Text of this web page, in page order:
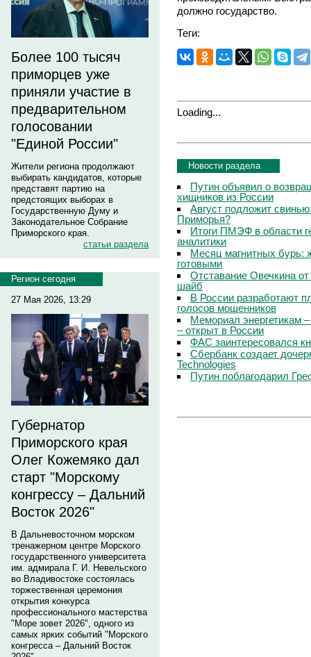
Более 100 тысяч
приморцев уже
приняли участие в
предварительном
голосовании
"Единой России"
Жители региона продолжают
выбирать кандидатов, которые
представят партию на
предстоящих выборах в
Государственную Думу и
Законодательное Собрание
Приморского края.
статьи раздела
Регион сегодня
27 Мая 2026, 13:29
Губернатор
Приморского края
Олег Кожемяко дал
старт "Морскому
конгрессу – Дальний
Восток 2026"
В Дальневосточном морском
тренажерном центре Морского
государственного университета
им. адмирала Г. И. Невельского
во Владивостоке состоялась
торжественная церемония
открытия конкурса
профессионального мастерства
"Море зовет 2026", одного из
самых ярких событий "Морского
конгресса – Дальний Восток
должно государство.
Теги:
Loading...
Новости раздела
Путин объявил о
хищников из России
Август подложит
Приморья?
Итоги ПМЭФ в области
аналитики
Месяц магнитных бурь:
готовыми
Отставание Овечкина
шайб
В России разработают
голосов мошенников
Мемориал энергетикам
– открыт в России
ФАС заинтересовался
Сбербанк создает
Technologies
Путин поблагодарил